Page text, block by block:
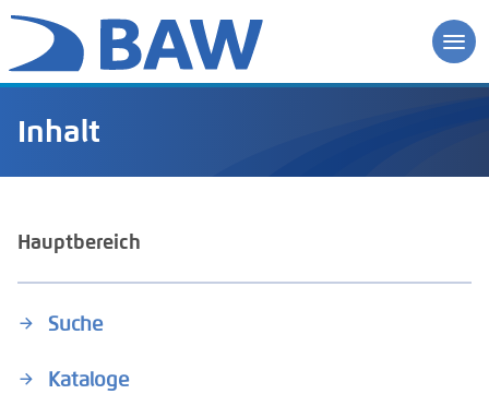
Inhalt
Hauptbereich
Suche
Kataloge